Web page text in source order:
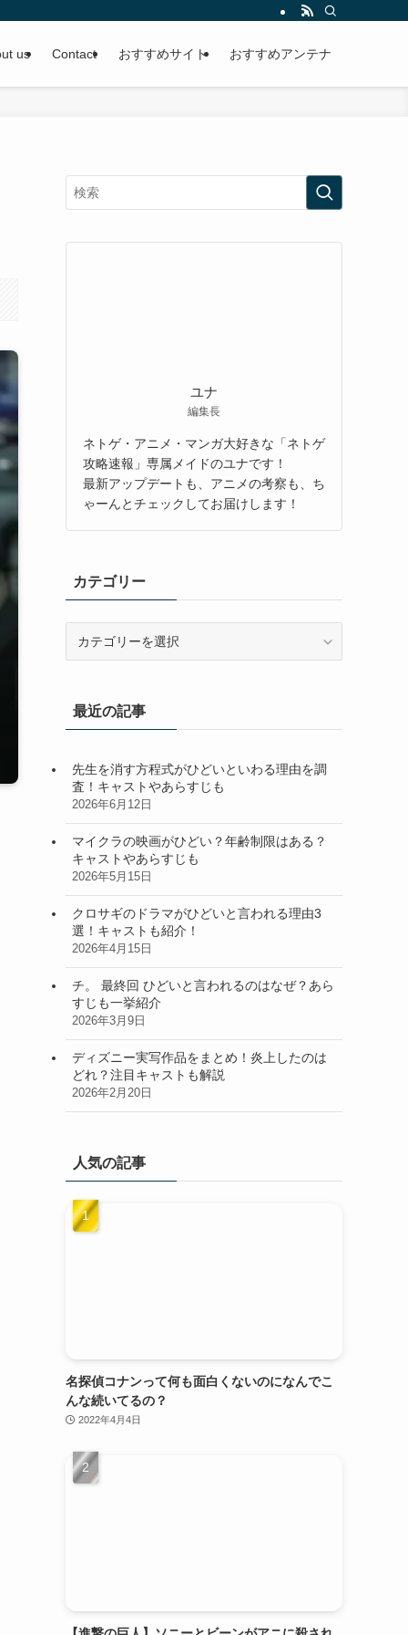
us Contact おすすめサイト おすすめアンテナ
ユナ
編集長
ネトゲ・アニメ・マンガ大好きな「ネトゲ
攻略速報」専属メイドのユナです！
最新アップデートも、アニメの考察も、ち
ゃーんとチェックしてお届けします！
カテゴリー
ー最近の記事
先生を消す方程式がひどいといわる理由を調
査！キャストやあらすじも
2026年6月12日
マイクラの映画がひどい？年齢制限はある？
キャストやあらすじも
2026年5月15日
クロサギのドラマがひどいと言われる理由3
選！キャストも紹介！
2026年4月15日
チ。 最終回 ひどいと言われるのはなぜ？あら
すじも一挙紹介
2026年3月9日
ディズニー実写作品をまとめ！炎上したのは
どれ？注目キャストも解説
2026年2月20日
人気の記事
名探偵コナンって何も面白くないのになんでこ
んな続いてるの？
2022年4月4日